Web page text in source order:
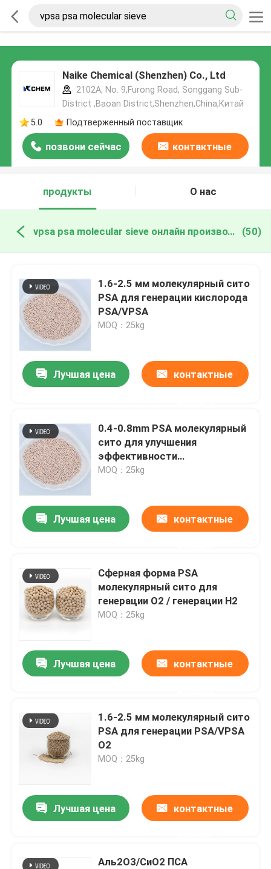
Naike Chemical (Shenzhen) Co., Ltd
2102A, No. 9,Furong Road, Songgang Sub-
District ,Baoan District,Shenzhen,China,Китай
5.0
Подтверженный поставщик
позвони сейчас контактные
продукты
О нас
vpsa psa molecular sieve онлайн производство (50)
1.6-2.5 мм молекулярный сито
PSA для генерации кислорода
PSA/VPSA
MOQ：25kg
Лучшая цена контактные
0.4-0.8mm PSA молекулярный
сито для улучшения
эффективности
газоотделения
MOQ：25kg
Лучшая цена контактные
Сферная форма PSA
молекулярный сито для
генерации O2 / генерации H2
MOQ：25kg
Лучшая цена контактные
1.6-2.5 мм молекулярный сито
PSA для генерации PSA/VPSA
O2
MOQ：25kg
Лучшая цена контактные
Аль2О3/СиО2 ПСА